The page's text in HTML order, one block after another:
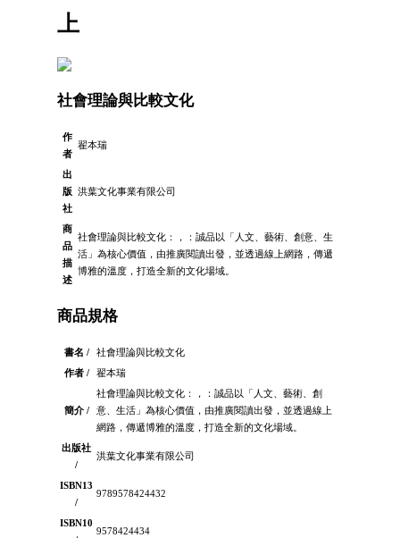
上
社會理論與比較文化
作
者
翟本瑞
出
版
社
洪葉文化事業有限公司
商
品
描
述
社會理論與比較文化：，：誠品以「人文、藝術、創意、生
活」為核心價值，由推廣閱讀出發，並透過線上網路，傳遞
博雅的溫度，打造全新的文化場域。
商品規格
書名 /
社會理論與比較文化
作者 /
翟本瑞
簡介 /
社會理論與比較文化：，：誠品以「人文、藝術、創
意、生活」為核心價值，由推廣閱讀出發，並透過線上
網路，傳遞博雅的溫度，打造全新的文化場域。
出版社
/
洪葉文化事業有限公司
ISBN13
/
9789578424432
ISBN10
9578424434